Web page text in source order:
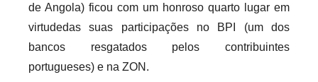
de Angola) ficou com um honroso quarto lugar em
virtudedas suas participações no BPI (um dos
bancos resgatados pelos contribuintes
portugueses) e na ZON.